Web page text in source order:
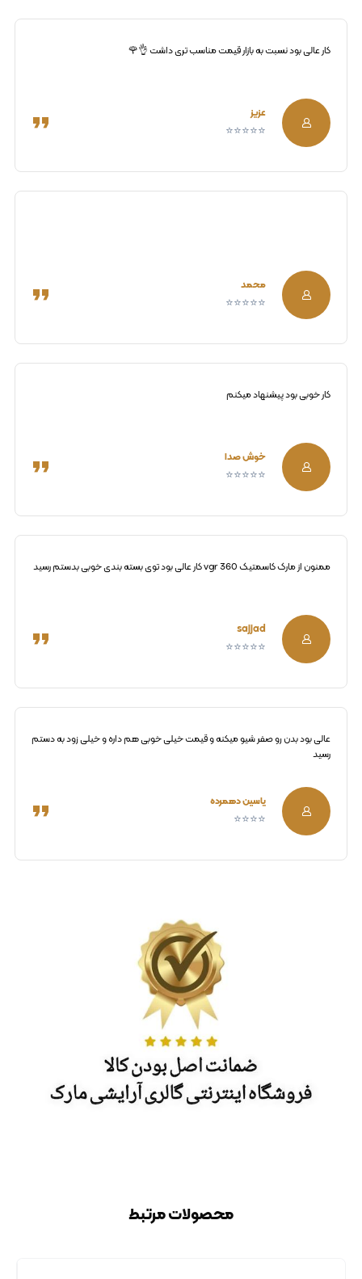
کار عالی بود نسبت به بازار قیمت مناسب تری داشت 👌🌹
عزیز
⭐⭐⭐⭐⭐
محمد
⭐⭐⭐⭐⭐
کار خوبی بود پیشنهاد میکنم
خوش صدا
⭐⭐⭐⭐⭐
ممنون از مارک کاسمتیک vgr 360 کار عالی بود توی بسته بندی خوبی بدستم رسید
sajjad
⭐⭐⭐⭐⭐
عالی بود بدن رو صفر شیو میکنه و قیمت خیلی خوبی هم داره و خیلی زود به دستم
رسید
یاسین دهمرده
⭐⭐⭐⭐
محصولات مرتبط